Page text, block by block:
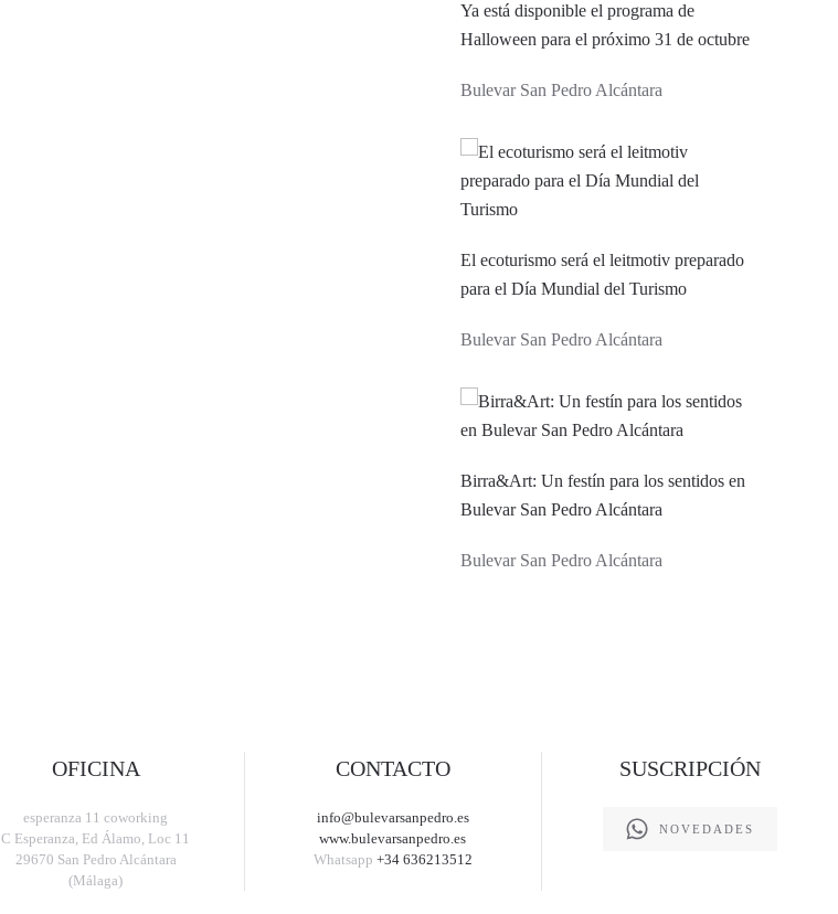
Ya está disponible el programa de
Halloween para el próximo 31 de octubre
Bulevar San Pedro Alcántara
El ecoturismo será el leitmotiv preparado
para el Día Mundial del Turismo
Bulevar San Pedro Alcántara
Birra&Art: Un festín para los sentidos en
Bulevar San Pedro Alcántara
Bulevar San Pedro Alcántara
OFICINA
esperanza 11 coworking
C Esperanza, Ed Álamo, Loc 11
29670 San Pedro Alcántara
(Málaga)
CONTACTO
info@bulevarsanpedro.es
www.bulevarsanpedro.es
Whatsapp +34 636213512
SUSCRIPCIÓN
NOVEDADES